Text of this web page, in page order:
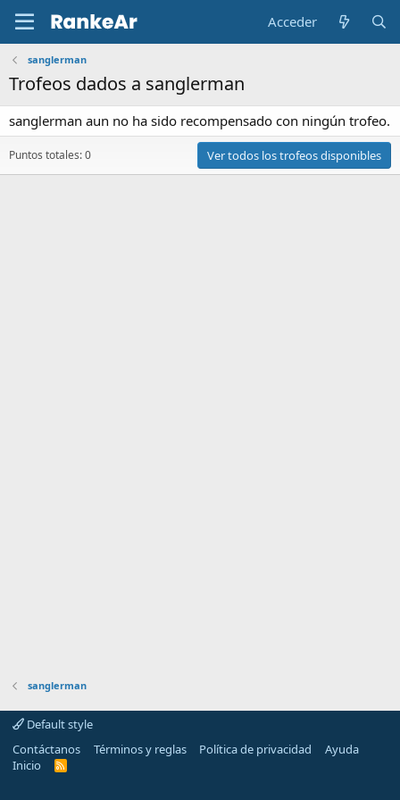
Acceder
sanglerman
Trofeos dados a sanglerman
sanglerman aun no ha sido recompensado con ningún trofeo.
Puntos totales: 0 Ver todos los trofeos disponibles
sanglerman
Default style
Contáctanos
Términos y reglas Política de privacidad
Ayuda
Inicio
R